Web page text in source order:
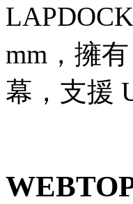
mm，擁
幕，支援